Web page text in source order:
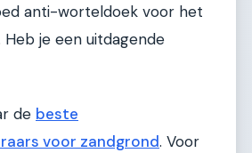
anti-worteldoek voor het
je een uitdagende
de beste
voor zandgrond. Voor